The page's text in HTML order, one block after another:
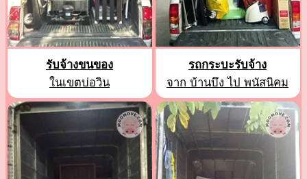
รับจ้างขนของ
ในเขตบ่อวิน
รถกระบะรับจ้าง
จาก บ้านบึง ไป พนัสนิคม